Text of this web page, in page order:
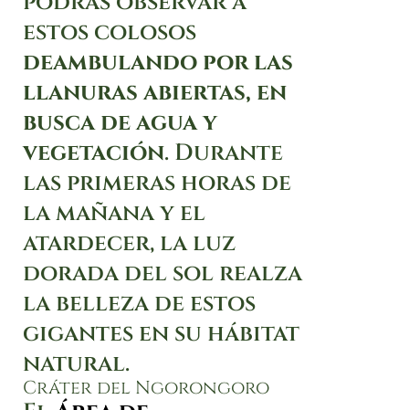
estos colosos
deambulando por las
llanuras abiertas, en
busca de agua y
vegetación. Durante
las primeras horas de
la mañana y el
atardecer, la luz
dorada del sol realza
la belleza de estos
gigantes en su hábitat
natural.
Cráter del Ngorongoro